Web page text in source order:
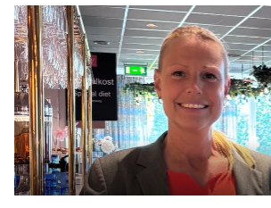
Maria Norberg, ny general manager på